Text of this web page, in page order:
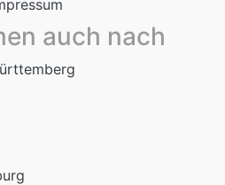
auch nach